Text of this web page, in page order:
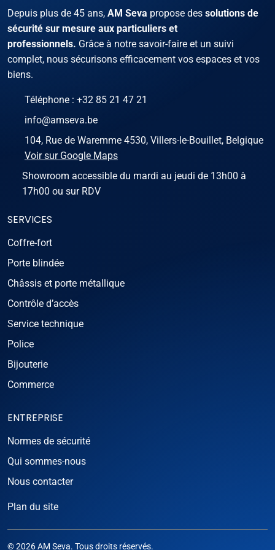
Depuis plus de 45 ans, AM Seva propose des solutions de
sécurité sur mesure aux particuliers et
professionnels. Grâce à notre savoir-faire et un suivi
complet, nous sécurisons efficacement vos espaces et vos
biens.
Téléphone : +32 85 21 47 21
info@amseva.be
104, Rue de Waremme 4530, Villers-le-Bouillet, Belgique
Voir sur Google Maps
Showroom accessible du mardi au jeudi de 13h00 à
17h00 ou sur RDV
SERVICES
Coffre-fort
Porte blindée
Châssis et porte métallique
Contrôle d’accès
Service technique
Police
Bijouterie
Commerce
ENTREPRISE
Normes de sécurité
Qui sommes-nous
Nous contacter
Plan du site
© 2026 AM Seva. Tous droits réservés.